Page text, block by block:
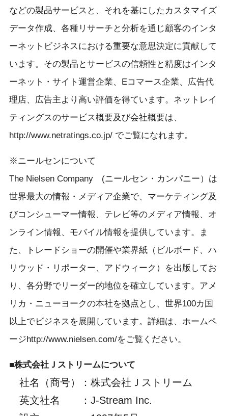
などの製品サービスと、それを基にしたカスタマイズ
データ作成、各種リサーチと分析を通じ顧客のインタ
ーネットビジネスにおける重要な意思決定に貢献して
います。その製品とサービスの信頼性と精度はインタ
ーネット・サイト運営企業、Eコマース企業、広告代
理店、広告主より高い評価を得ています。ネットレイ
ティングスのサービス概要及び会社概要は、
http://www.netratings.co.jp/ でご覧になれます。
※ニールセンについて
The Nielsen Company (ニールセン・カンパニー）は
世界最大の情報・メディア企業で、マーケティング及
びコンシューマー情報、テレビ等のメディア情報、オ
ンライン情報、モバイル情報を提供しています。ま
た、トレードショーの開催や業界紙（ビルボード、ハ
リウッド・リポーター、アドウィーク）を出版してお
り、各分野でリーダー的地位を確立しています。アメ
リカ・ニューヨークの本社を拠点とし、世界100カ国
以上でビジネスを展開しています。詳細は、ホームペ
ージhttp://www.nielsen.com/をご覧ください。
■株式会社Ｊストリームについて
社名（商号） ： 株式会社Ｊストリーム
英文社名
： J-Stream Inc.